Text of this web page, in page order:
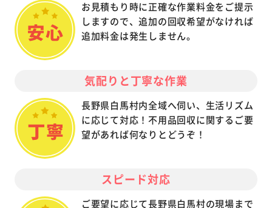
お見積もり時に正確な作業料金をご提示
しますので、追加の回収希望がなければ
追加料金は発生しません。
気配りと丁寧な作業
長野県白馬村内全域へ伺い、生活リズム
に応じて対応！不用品回収に関するご要
望があれば何なりとどうぞ！
スピード対応
ご要望に応じて長野県白馬村の現場まで